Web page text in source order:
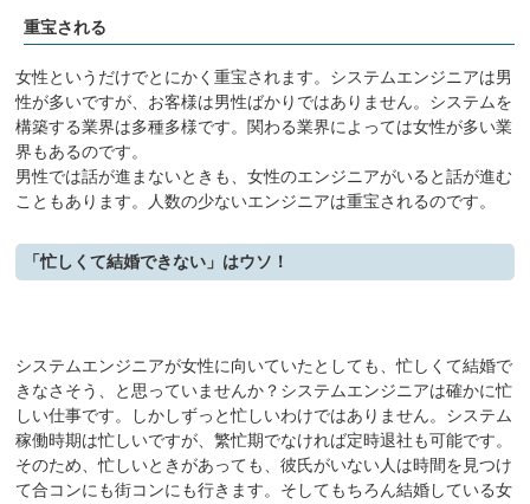
重宝される
女性というだけでとにかく重宝されます。システムエンジニアは男
性が多いですが、お客様は男性ばかりではありません。システムを
構築する業界は多種多様です。関わる業界によっては女性が多い業
界もあるのです。
男性では話が進まないときも、女性のエンジニアがいると話が進む
こともあります。人数の少ないエンジニアは重宝されるのです。
「忙しくて結婚できない」はウソ！
システムエンジニアが女性に向いていたとしても、忙しくて結婚で
きなさそう、と思っていませんか？システムエンジニアは確かに忙
しい仕事です。しかしずっと忙しいわけではありません。システム
稼働時期は忙しいですが、繁忙期でなければ定時退社も可能です。
そのため、忙しいときがあっても、彼氏がいない人は時間を見つけ
て合コンにも街コンにも行きます。そしてもちろん結婚している女